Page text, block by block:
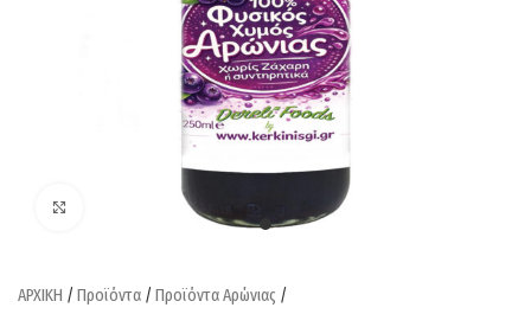
Click to enlarge
ΑΡΧΙΚΗ / Προϊόντα / Προϊόντα Αρώνιας /